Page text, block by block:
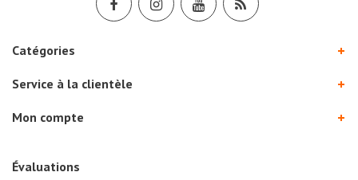
Catégories
Service à la clientèle
Mon compte
Évaluations